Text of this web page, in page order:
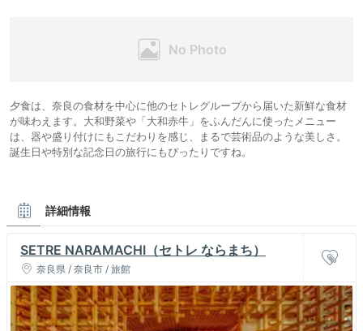
夕食は、奈良の食材を中心に他のセトレグループから届いた新鮮な食材
が味わえます。大和野菜や「大和赤牛」をふんだんに使ったメニュー
は、器や盛り付けにもこだわりを感じ、まるで芸術品のような美しさ。
誕生日や特別な記念日の旅行にもぴったりですね。
詳細情報
SETRE NARAMACHI（セトレ ならまち）
奈良県 / 奈良市 / 旅館